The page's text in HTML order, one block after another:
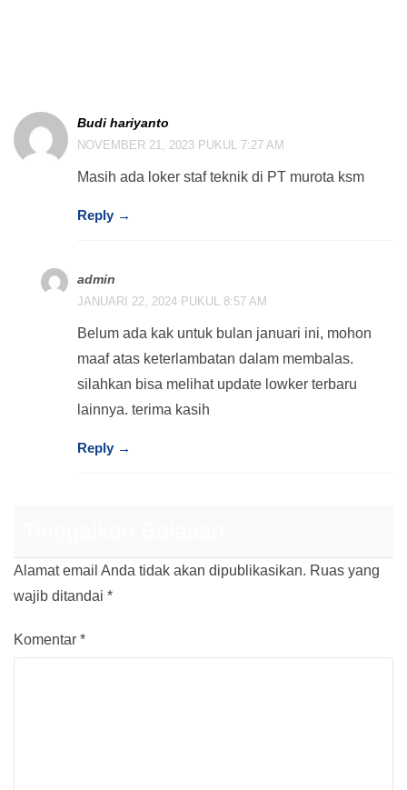
Budi hariyanto
NOVEMBER 21, 2023 PUKUL 7:27 AM
Masih ada loker staf teknik di PT murota ksm
Reply →
admin
JANUARI 22, 2024 PUKUL 8:57 AM
Belum ada kak untuk bulan januari ini, mohon
maaf atas keterlambatan dalam membalas.
silahkan bisa melihat update lowker terbaru
lainnya. terima kasih
Reply →
Alamat email Anda tidak akan dipublikasikan. Ruas yang
wajib ditandai *
Komentar *